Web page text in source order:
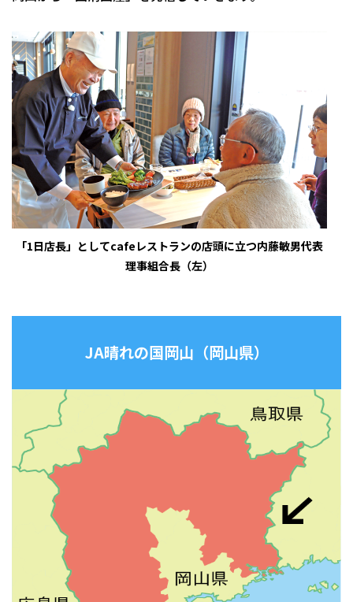
「1日店長」としてcafeレストランの店頭に立つ内藤敏男代表
理事組合長（左）
JA晴れの国岡山 （岡山県）